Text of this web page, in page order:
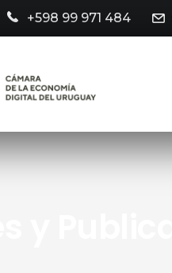
+598 99 971 484